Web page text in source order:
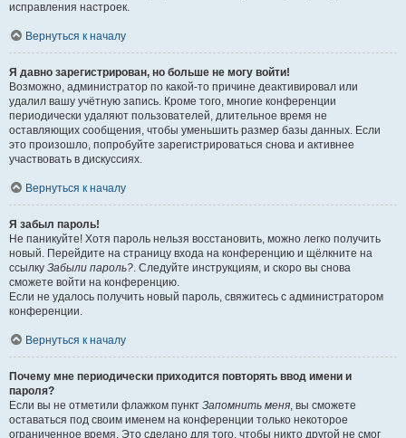
исправления настроек.
Вернуться к началу
Я давно зарегистрирован, но больше не могу войти!
Возможно, администратор по какой-то причине деактивировал или
удалил вашу учётную запись. Кроме того, многие конференции
периодически удаляют пользователей, длительное время не
оставляющих сообщения, чтобы уменьшить размер базы данных. Если
это произошло, попробуйте зарегистрироваться снова и активнее
участвовать в дискуссиях.
Вернуться к началу
Я забыл пароль!
Не паникуйте! Хотя пароль нельзя восстановить, можно легко получить
новый. Перейдите на страницу входа на конференцию и щёлкните на
ссылку Забыли пароль?. Следуйте инструкциям, и скоро вы снова
сможете войти на конференцию.
Если не удалось получить новый пароль, свяжитесь с администратором
конференции.
Вернуться к началу
Почему мне периодически приходится повторять ввод имени и
пароля?
Если вы не отметили флажком пункт Запомнить меня, вы сможете
оставаться под своим именем на конференции только некоторое
ограниченное время. Это сделано для того, чтобы никто другой не смог